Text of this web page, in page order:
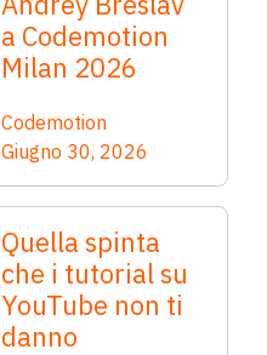
a Codemotion
Milan 2026
Codemotion
Giugno 30, 2026
Quella spinta
che i tutorial su
YouTube non ti
danno